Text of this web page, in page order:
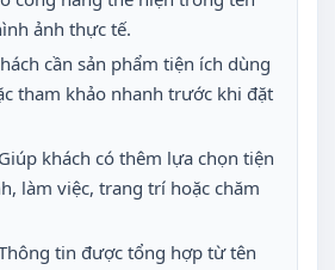
ảnh thực tế.
cần sản phẩm tiện ích dùng
tham khảo nhanh trước khi đặt
khách có thêm lựa chọn tiện
làm việc, trang trí hoặc chăm
tin được tổng hợp từ tên